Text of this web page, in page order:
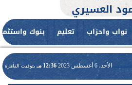
العسيري
نواب واحزاب تعليم بنوك
الأحد، 6 أغسطس 2023 12:36 مـ بتوقيت القاهرة